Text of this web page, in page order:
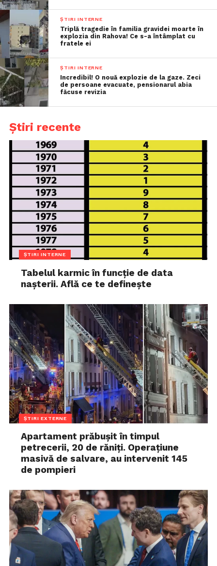
ȘTIRI INTERNE
Triplă tragedie în familia gravidei moarte în
explozia din Rahova! Ce s-a întâmplat cu
fratele ei
ȘTIRI INTERNE
Incredibil! O nouă explozie de la gaze. Zeci
de persoane evacuate, pensionarul abia
făcuse revizia
Știri recente
ȘTIRI INTERNE
Tabelul karmic în funcție de data
nașterii. Află ce te definește
ȘTIRI EXTERNE
Apartament prăbușit în timpul
petrecerii, 20 de răniți. Operațiune
masivă de salvare, au intervenit 145
de pompieri